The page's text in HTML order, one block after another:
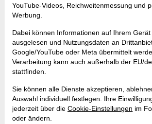
Der Weg zum
Softwaregestützt
handeln!
YouTube-Videos, Reichweitenmessung und
Werbung.
Dabei können Informationen auf Ihrem
ausgelesen und Nutzungsdaten an
Google/YouTube oder Meta übermittelt
Verarbeitung kann auch außerhalb der EU/
stattfinden.
Sie können alle Dienste akzeptieren,
Auswahl individuell festlegen. Ihre
jederzeit über die Cookie-Einstellungen im
oder ändern.